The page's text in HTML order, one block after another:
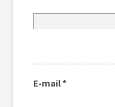
E-mail *